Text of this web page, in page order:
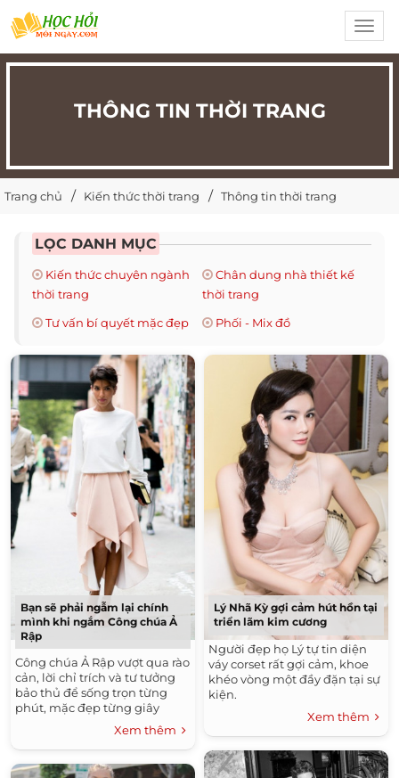
THÔNG TIN THỜI TRANG
Trang chủ Kiến thức thời trang Thông tin thời trang
LỌC DANH MỤC
Kiến thức chuyên ngành
thời trang
Chân dung nhà thiết kế
thời trang
Tư vấn bí quyết mặc đẹp
Phối - Mix đồ
Bạn sẽ phải ngẫm lại chính
mình khi ngắm Công chúa Ả
Rập
Công chúa Ả Rập vượt qua rào
cản, lời chỉ trích và tư tưởng
bảo thủ để sống trọn từng
phút, mặc đẹp từng giây
Xem thêm
Lý Nhã Kỳ gợi cảm hút hồn tại
triển lãm kim cương
Người đẹp họ Lý tự tin diện
váy corset rất gợi cảm, khoe
khéo vòng một đầy đặn tại sự
kiện.
Xem thêm